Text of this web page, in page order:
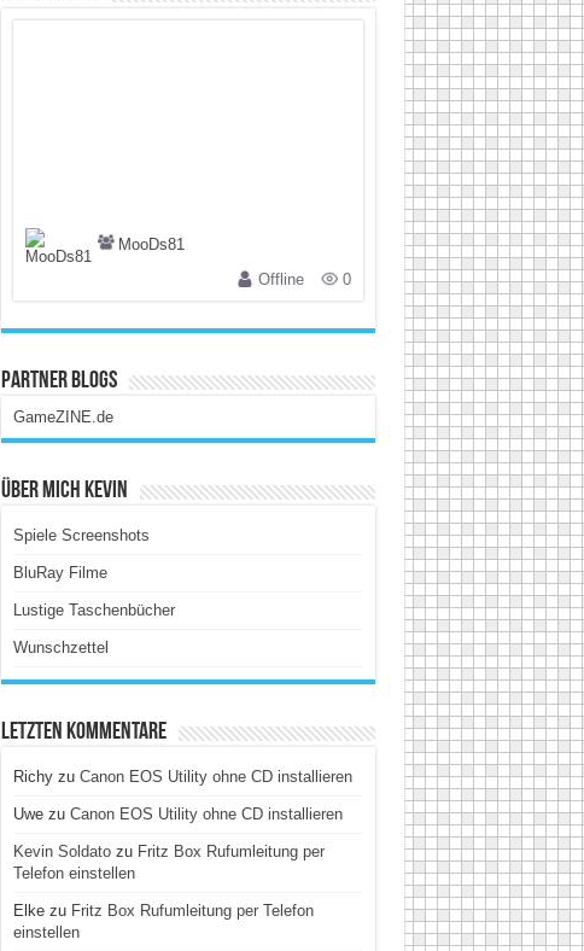
MooDs81
Offline
0
Partner Blogs
GameZINE.de
Über Mich Kevin
Spiele Screenshots
BluRay Filme
Lustige Taschenbücher
Wunschzettel
Letzten Kommentare
Richyzu Canon EOS Utility ohne CD installieren
Uwezu Canon EOS Utility ohne CD installieren
Kevin Soldatozu Fritz Box Rufumleitung per
Telefon einstellen
Elkezu Fritz Box Rufumleitung per Telefon
einstellen